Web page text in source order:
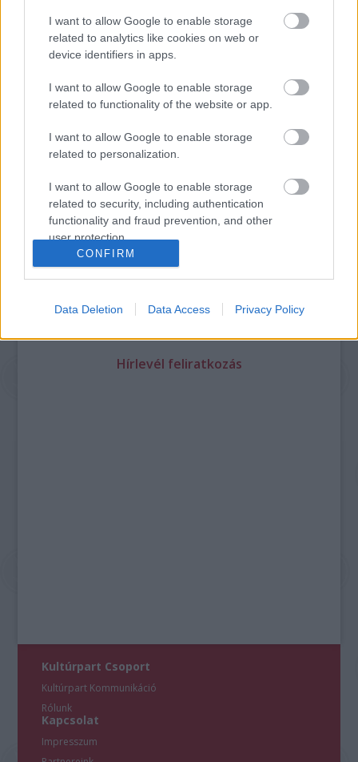
I want to allow Google to enable storage
related to analytics like cookies on web or
device identifiers in apps.
I want to allow Google to enable storage
related to functionality of the website or app.
I want to allow Google to enable storage
related to personalization.
I want to allow Google to enable storage
related to security, including authentication
functionality and fraud prevention, and other
user protection.
CONFIRM
Data Deletion Data Access Privacy Policy
Legolvasottabb
Top 10: ezek a legjobb szerelmes filmek
A 10 legütősebb drogos film
Megjöttek a meztelen hősnők
Meztelenség és anatómia
A forradalom egy holland fotós szemével
A legizgalmasabb fotók 2015-ből
Készülőben a nagy meztelen album
Nézd meg a 48-as szabadságharc hőseiről készült
Hírlevél feliratkozás
Kultúrpart Csoport
Kultúrpart Kommunikáció
Rólunk
Kapcsolat
Impresszum